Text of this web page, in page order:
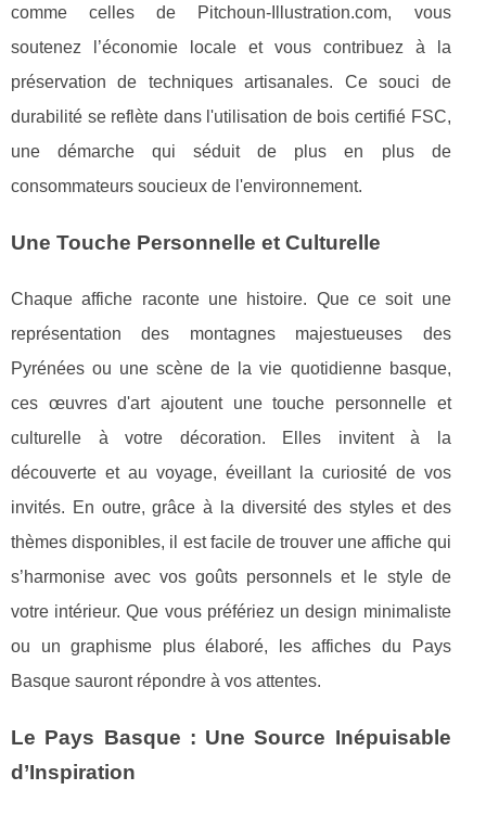
comme celles de Pitchoun-Illustration.com, vous
soutenez l’économie locale et vous contribuez à la
préservation de techniques artisanales. Ce souci de
durabilité se reflète dans l'utilisation de bois certifié FSC,
une démarche qui séduit de plus en plus de
consommateurs soucieux de l'environnement.
Une Touche Personnelle et Culturelle
Chaque affiche raconte une histoire. Que ce soit une
représentation des montagnes majestueuses des
Pyrénées ou une scène de la vie quotidienne basque,
ces œuvres d'art ajoutent une touche personnelle et
culturelle à votre décoration. Elles invitent à la
découverte et au voyage, éveillant la curiosité de vos
invités. En outre, grâce à la diversité des styles et des
thèmes disponibles, il est facile de trouver une affiche qui
s’harmonise avec vos goûts personnels et le style de
votre intérieur. Que vous préfériez un design minimaliste
ou un graphisme plus élaboré, les affiches du Pays
Basque sauront répondre à vos attentes.
Le Pays Basque : Une Source Inépuisable
d’Inspiration